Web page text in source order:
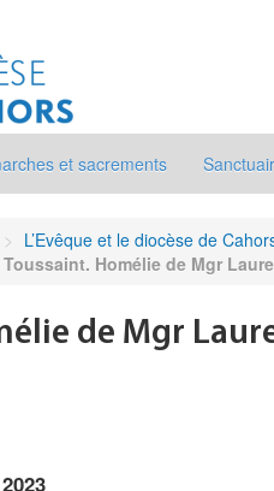
et sacrements
> L’Evêque et le diocèse de
Toussaint. Homélie de Mgr
de Mgr